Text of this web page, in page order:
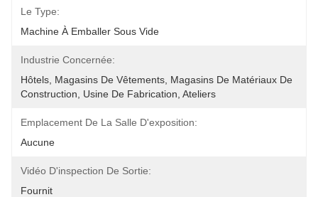
Le Type:
Machine À Emballer Sous Vide
Industrie Concernée:
Hôtels, Magasins De Vêtements, Magasins De Matériaux De
Construction, Usine De Fabrication, Ateliers
Emplacement De La Salle D'exposition:
Aucune
Vidéo D'inspection De Sortie:
Fournit